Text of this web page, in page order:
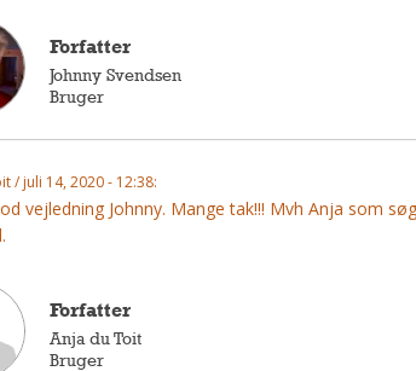
Forfatter
Johnny Svendsen
Bruger
/ juli 14, 2020 - 12:38:
vejledning Johnny. Mange tak!!! Mvh Anja som
Forfatter
Anja du Toit
Bruger